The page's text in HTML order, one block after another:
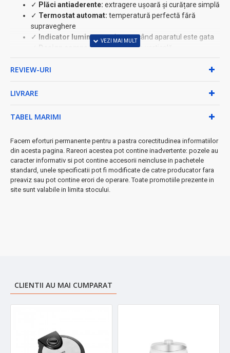
✓ Plăci antiaderente: extragere ușoară și curățare simplă
✓ Termostat automat: temperatură perfectă fără
supraveghere
✓ Indicator luminos:vezi exact când aparatul este gata
Design compact:depozitare pe verticală,
Caracteristici premium pentru utilizare zilnică:
• Sistem de blocare sigur pentru protecție maximă
• Sistem de depozitare cablu integrat
• Tensiune alimentare: 220-240V
★ Perfect pentru:petreceri, evenimente speciale, cadouri sau
gustări zilnice delicioase
➤Garanție inclusășilivrare rapidăpentru experiența ta culinară
perfectă!
REVIEW-URI
LIVRARE
TABEL MARIMI
Facem eforturi permanente pentru a pastra corectitudinea informatiilor
din acesta pagina. Rareori acestea pot contine inadvertente: pozele au
caracter informativ si pot contine accesorii neincluse in pachetele
standard, unele specificatii pot fi modificate de catre producator fara
preaviz sau pot contine erori de operare. Toate promotiile prezente in
site sunt valabile in limita stocului.
CLIENTII AU MAI CUMPARAT